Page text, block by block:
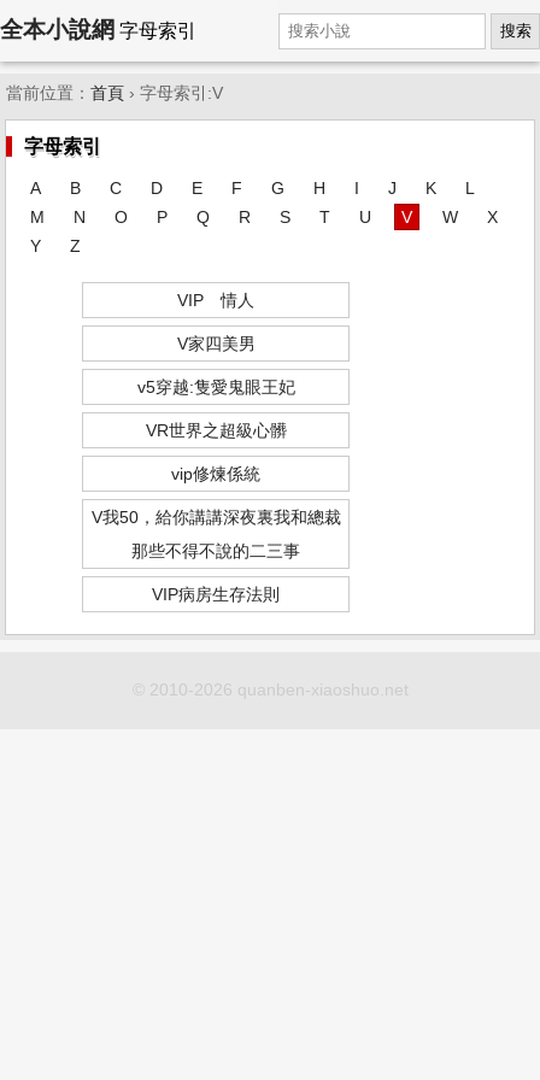
全本小說網 字母索引 搜索
當前位置： 首頁 › 字母索引:V
字母索引
A B C D E F G H I J K
L
M
N O P Q R S T U V W
X
Y
Z
VIP 情人
V家四美男
v5穿越:隻愛鬼眼王妃
VR世界之超級心髒
vip修煉係統
V我50，給你講講深夜裏我和總裁
那些不得不說的二三事
VIP病房生存法則
© 2010-2026 quanben-xiaoshuo.net